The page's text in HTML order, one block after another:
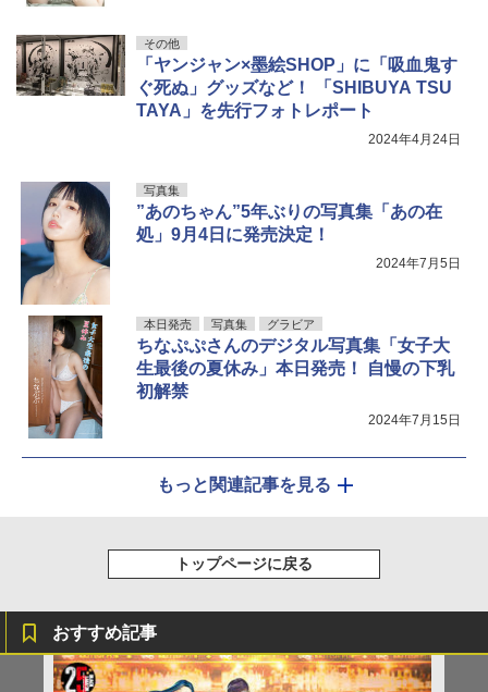
その他
「ヤンジャン×墨絵SHOP」に「吸血鬼す
ぐ死ぬ」グッズなど！ 「SHIBUYA TSU
TAYA」を先行フォトレポート
2024年4月24日
写真集
”あのちゃん”5年ぶりの写真集「あの在
処」9月4日に発売決定！
2024年7月5日
本日発売 写真集 グラビア
ちなぷぷさんのデジタル写真集「女子大
生最後の夏休み」本日発売！ 自慢の下乳
初解禁
2024年7月15日
もっと関連記事を見る
トップページに戻る
おすすめ記事